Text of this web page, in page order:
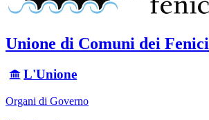
Unione di Comuni dei Fenici
L'Unione
Organi di Governo